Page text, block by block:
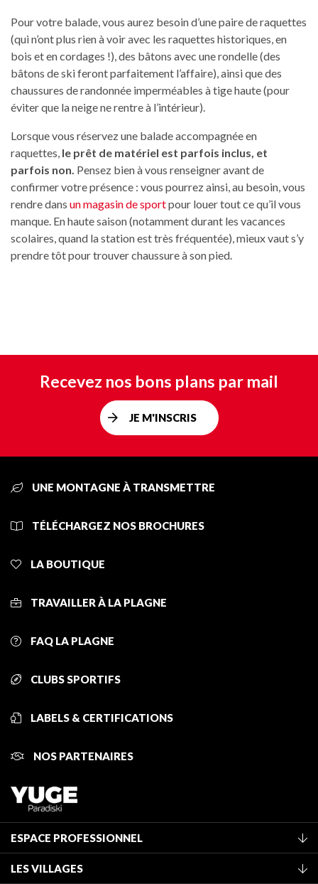
Pour votre balade, vous aurez besoin d’une paire de raquettes
(qui n’ont plus rien à voir avec les raquettes historiques, en
bois et en cordages !), des bâtons avec une rondelle (des
bâtons de ski feront parfaitement l’affaire), ainsi que des
chaussures de randonnée imperméables à tige haute (pour
éviter que la neige ne rentre à l’intérieur).
Lorsque vous réservez une balade accompagnée en
raquettes, le prêt de matériel est parfois inclus, et
parfois non. Pensez bien à vous renseigner avant de
confirmer votre présence : vous pourrez ainsi, au besoin, vous
rendre dans un magasin de sportpour louer tout ce qu’il vous
manque. En haute saison (notamment durant les vacances
scolaires, quand la station est très fréquentée), mieux vaut s’y
prendre tôt pour trouver chaussure à son pied.
Recevez nos bons plans par mail
JE M'INSCRIS
UNE MONTAGNE À TRANSMETTRE
TÉLÉCHARGEZ NOS BROCHURES
LA BOUTIQUE
TRAVAILLER À LA PLAGNE
FAQ LA PLAGNE
CLUBS SPORTIFS
LABELS & CERTIFICATIONS
NOS PARTENAIRES
ESPACE PROFESSIONNEL
LES VILLAGES